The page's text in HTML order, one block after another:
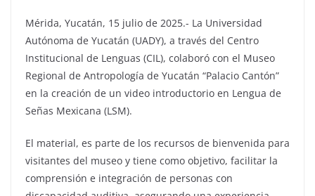
Mérida, Yucatán, 15 julio de 2025.- La Universidad
Autónoma de Yucatán (UADY), a través del Centro
Institucional de Lenguas (CIL), colaboró con el Museo
Regional de Antropología de Yucatán “Palacio Cantón”
en la creación de un video introductorio en Lengua de
Señas Mexicana (LSM).
El material, es parte de los recursos de bienvenida para
visitantes del museo y tiene como objetivo, facilitar la
comprensión e integración de personas con